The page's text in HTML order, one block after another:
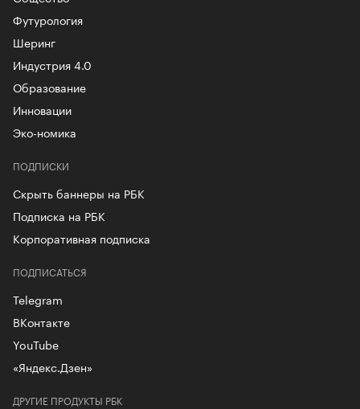
Футурология
Шеринг
Индустрия 4.0
Образование
Инновации
Эко-номика
ПОДПИСКИ
Скрыть баннеры на РБК
Подписка на РБК
Корпоративная подписка
ДРУГИЕ ПРОДУКТЫ РБК
ПОДПИСАТЬСЯ
Telegram
ВКонтакте
YouTube
«Яндекс.Дзен»